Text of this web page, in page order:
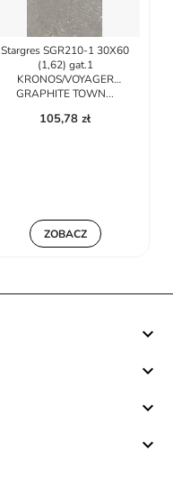
Stargres SGR210-1 30X60
(1,62) gat.1
KRONOS/VOYAGER
GRAPHITE TOWN...
105,78 zł
ZOBACZ



